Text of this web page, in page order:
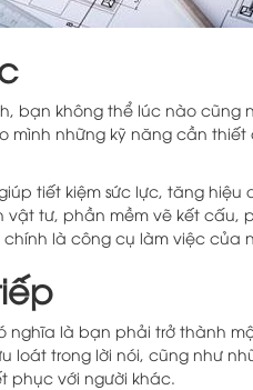
bạn không thể lúc nào cũng
mình những kỹ năng cần
tiết kiệm sức lực, tăng
tư, phần mềm vẽ kết
là công cụ làm việc của
nghĩa là bạn phải trở thành
loát trong lời nói, cũng như
phục với người khác.